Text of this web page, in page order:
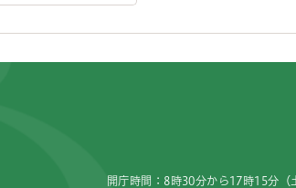
開庁時間：8時30分から17時15分（